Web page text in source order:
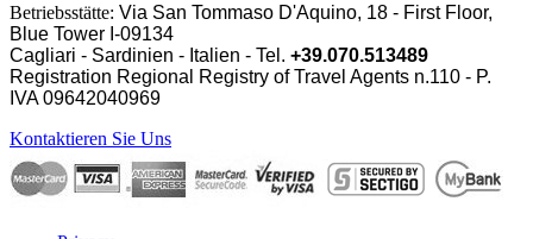
Betriebsstätte: Via San Tommaso D'Aquino, 18 - First Floor,
Blue Tower I-09134
Cagliari - Sardinien - Italien - Tel. +39.070.513489
Registration Regional Registry of Travel Agents n.110 - P.
IVA09642040969
Kontaktieren Sie Uns